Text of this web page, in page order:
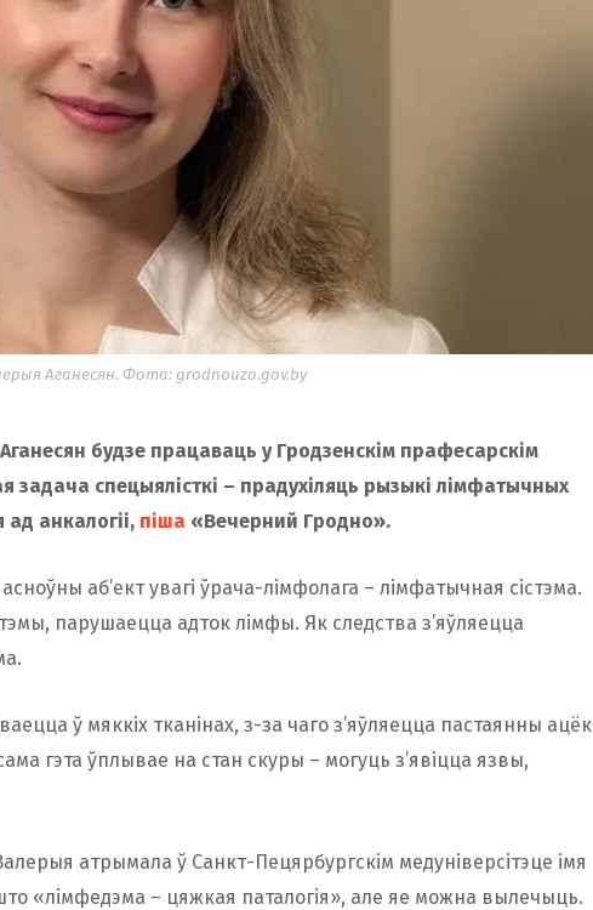
Аганесян. Фота: grodnouzo.gov.by
будзе працаваць у Гродзенскім прафесарскім
задача спецыялісткі – прадухіляць рызыкі лімфатычных
анкалогіі, піша «Вечерний Гродно».
аб’ект увагі ўрача-лімфолага – лімфатычная сістэма.
парушаецца адток лімфы. Як следства з’яўляецца
ў мяккіх тканінах, з-за чаго з’яўляецца пастаянны ацёк
гэта ўплывае на стан скуры – могуць з’явіцца язвы,
атрымала ў Санкт-Пецярбургскім медуніверсітэце імя
«лімфедэма – цяжкая паталогія», але яе можна вылечыць.